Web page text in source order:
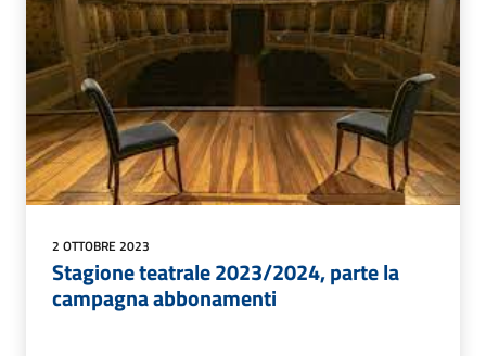
2 OTTOBRE 2023
Stagione teatrale 2023/2024, parte la
campagna abbonamenti